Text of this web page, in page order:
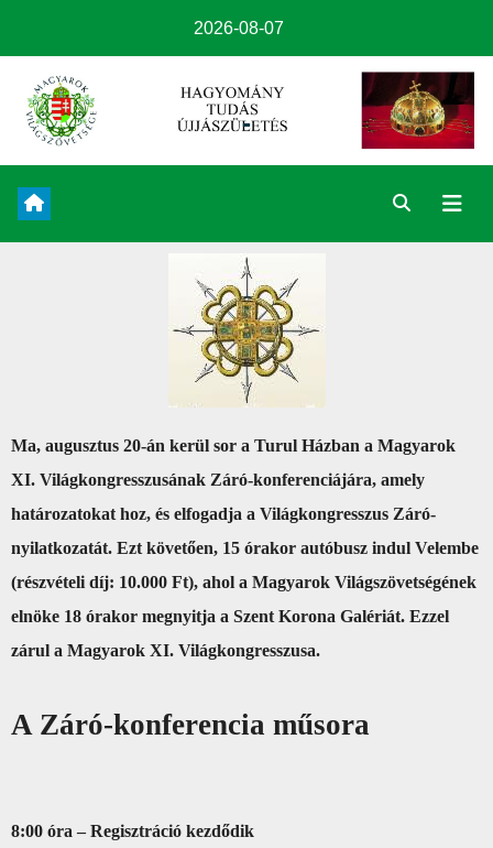
2026-08-07
Ma, augusztus 20-án kerül sor a Turul Házban a Magyarok
XI. Világkongresszusának Záró-konferenciájára, amely
határozatokat hoz, és elfogadja a Világkongresszus Záró-
nyilatkozatát. Ezt követően, 15 órakor autóbusz indul Velembe
(részvételi díj: 10.000 Ft), ahol a Magyarok Világszövetségének
elnöke 18 órakor megnyitja a Szent Korona Galériát. Ezzel
zárul a Magyarok XI. Világkongresszusa.
A Záró-konferencia műsora
8:00 óra – Regisztráció kezdődik